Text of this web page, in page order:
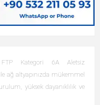
Kategori 6A Aletsiz
ağ altyapınızda mükemmel
yüksek dayanıklılık ve